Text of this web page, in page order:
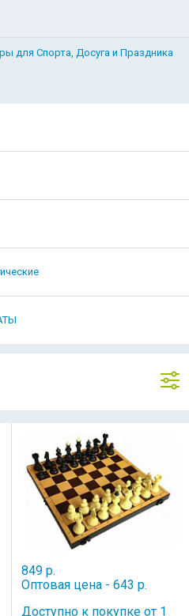
для Спорта, Досуга и Праздника
849 р.
Оптовая цена - 643 р.
Доступно к покупке от 1
НОВИНКА